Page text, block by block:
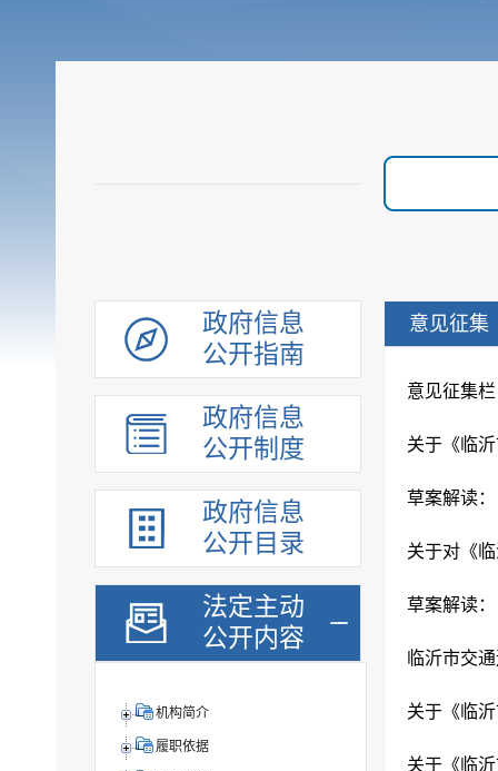
政府信息
公开指南
政府信息
公开制度
政府信息
公开目录
法定主动
公开内容
机构简介
履职依据
意见征集
意见征集
草案解读